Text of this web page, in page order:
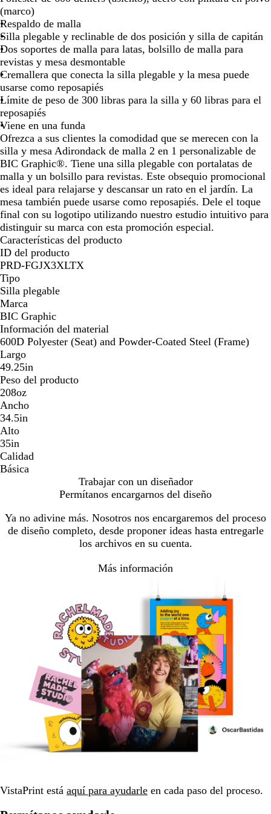
las
flechas
para
arrastrar
flechas
para
arrastrar
para
arrastrar
para
arrastrar
para
arrastrar
para
arrastrar
para
arrastrar
r
o
(marco)
Respaldo de malla
Silla plegable y reclinable de dos posición y silla de capitán
Dos soportes de malla para latas, bolsillo de malla para
revistas y mesa desmontable
Cremallera que conecta la silla plegable y la mesa puede
usarse como reposapiés
Límite de peso de 300 libras para la silla y 60 libras para el
reposapiés
Viene en una funda
Ofrezca a sus clientes la comodidad que se merecen con la
silla y mesa Adirondack de malla 2 en 1 personalizable de
BIC Graphic®. Tiene una silla plegable con portalatas de
malla y un bolsillo para revistas. Este obsequio promocional
es ideal para relajarse y descansar un rato en el jardín. La
mesa también puede usarse como reposapiés. Dele el toque
final con su logotipo utilizando nuestro estudio intuitivo para
distinguir su marca con esta promoción especial.
Características del producto
ID del producto
PRD-FGJX3XLTX
Tipo
Silla plegable
Marca
BIC Graphic
Información del material
600D Polyester (Seat) and Powder-Coated Steel (Frame)
Largo
49.25in
Peso del producto
208oz
Ancho
34.5in
Alto
35in
Calidad
Básica
Trabajar con un diseñador
Permítanos encargarnos del diseño
Ya no adivine más. Nosotros nos encargaremos del proceso
de diseño completo, desde proponer ideas hasta entregarle
los archivos en su cuenta.
Más información
VistaPrint está aquí para ayudarle en cada paso del proceso.